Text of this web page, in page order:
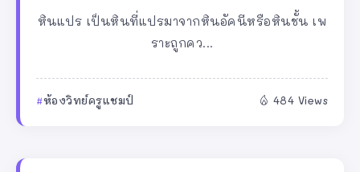
หินแปร เป็นหินที่แปรมาจากหินอัคนีหรือหินชั้น เพ
ราะถูกคว...
ห้องวิทย์ครูแชมป์ 484 Views